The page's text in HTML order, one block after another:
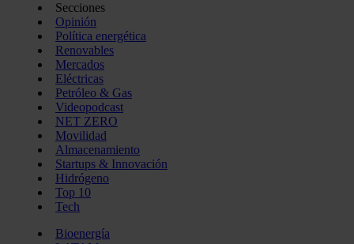
Secciones
Opinión
Política energética
Renovables
Mercados
Eléctricas
Petróleo & Gas
Videopodcast
NET ZERO
Movilidad
Almacenamiento
Startups & Innovación
Hidrógeno
Top 10
Tech
Bioenergía